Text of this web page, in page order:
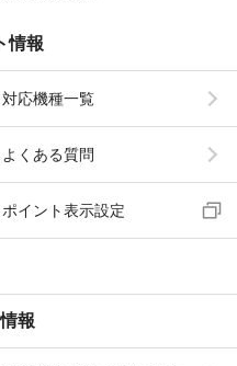
情報
対応機種一覧
よくある質問
ポイント表示設定
報